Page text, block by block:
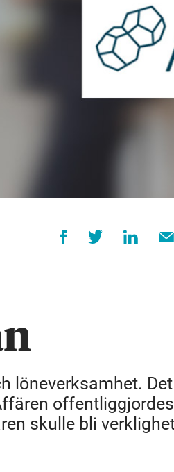
löneverksamhet. Det
offentliggjordes
skulle bli